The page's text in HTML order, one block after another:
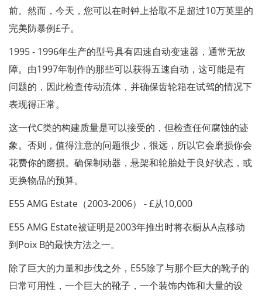
前。然而，今天，您可以在时钟上拾取不足超过10万英里的
完美防暴例£子。
1995 - 1996年生产的型号具有四速自动变速器，通常无故
障。由1997年制作的那些可以获得五速自动，这可能是有
问题的，因此检查传动流体，并确保齿轮箱在试驾的情况下
表现得正常。
这一代C类的构建质量是可以接受的，但检查任何腐蚀的迹
象。否则，值得注意的问题很少，很远，所以它会磨损你会
花费你的磨损。确保制动器，悬架和轮胎处于良好状态，或
更换物品的预算。
E55 AMG Estate（2003-2006） - £从10,000
E55 AMG Estate被证明是2003年推出时将衣橱从A点移动
到Poix B的最快方法之一。
除了巨大的力量和步伐之外，E55除了与那个巨大的靴子的
日常可用性，一个巨大的靴子，一个装饰内饰和大量的设